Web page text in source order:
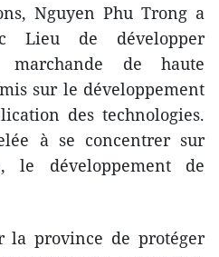
Nguyen Phu Trong a
Lieu de développer
marchande de haute
sur le développement
des technologies.
à se concentrer sur
le développement de
la province de protéger